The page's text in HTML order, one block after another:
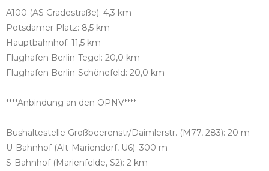
A100 (AS Gradestraße): 4,3 km
Potsdamer Platz: 8,5 km
Hauptbahnhof: 11,5 km
Flughafen Berlin-Tegel: 20,0 km
Flughafen Berlin-Schönefeld: 20,0 km
****Anbindung an den ÖPNV****
Bushaltestelle Großbeerenstr/Daimlerstr. (M77, 283): 20 m
U-Bahnhof (Alt-Mariendorf, U6): 300 m
S-Bahnhof (Marienfelde, S2): 2 km